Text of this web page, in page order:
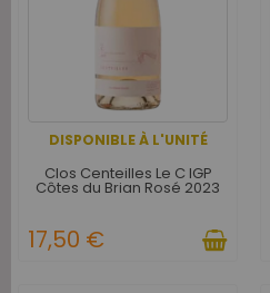
DISPONIBLE À L'UNITÉ
Clos Centeilles Le C IGP
Côtes du Brian Rosé 2023
17,50 €